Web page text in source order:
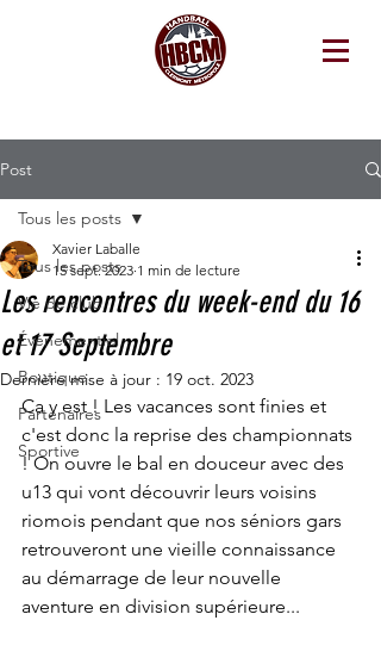
Post
Tous les posts
Vie de club
Événementiel
Boutique
Partenaires
Sportive
Tous les posts
Les rencontres du week-end du 16
et 17 Septembre
Xavier Laballe
15 sept. 2023 1 min de lecture
Dernière mise à jour : 19 oct. 2023
Ca y est ! Les vacances sont finies et
c'est donc la reprise des championnats
! On ouvre le bal en douceur avec des
u13 qui vont découvrir leurs voisins
riomois pendant que nos séniors gars
retrouveront une vieille connaissance
au démarrage de leur nouvelle
aventure en division supérieure...